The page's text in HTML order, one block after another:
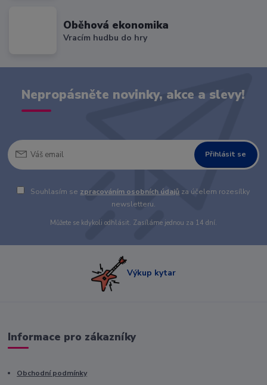
Oběhová ekonomika
Vracím hudbu do hry
Nepropásněte novinky, akce a slevy!
Přihlásit se
Souhlasím se zpracováním osobních údajů za účelem rozesílky
newsletteru.
Můžete se kdykoli odhlásit. Zasíláme jednou za 14 dní.
Výkup kytar
Informace pro zákazníky
Obchodní podmínky